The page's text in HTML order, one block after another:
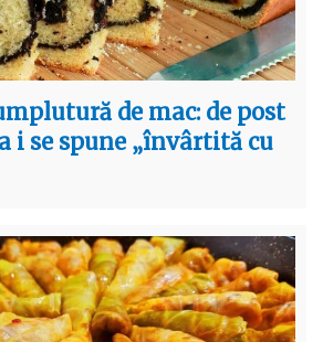
de mac: de post
i se spune „învârtită cu